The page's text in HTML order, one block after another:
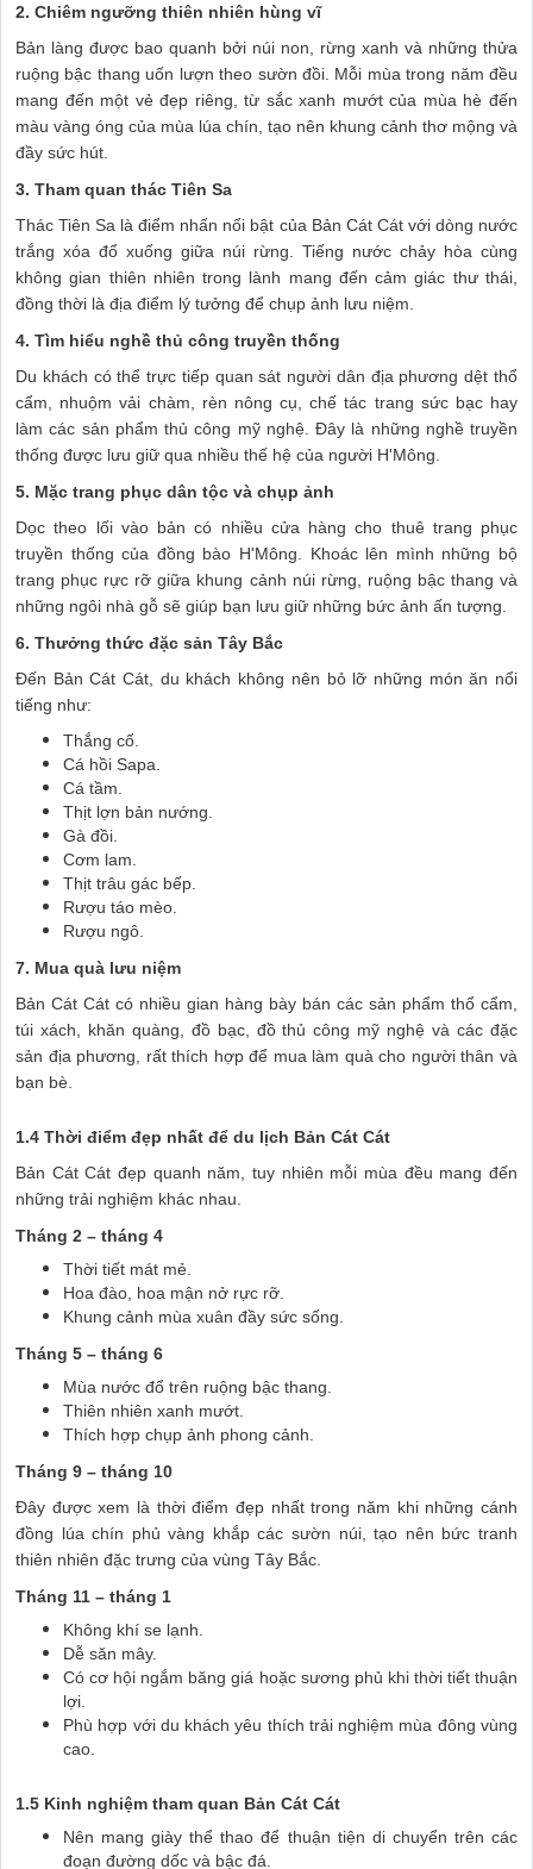
2. Chiêm ngưỡng thiên nhiên hùng vĩ
Bản làng được bao quanh bởi núi non, rừng xanh và những thửa
ruộng bậc thang uốn lượn theo sườn đồi. Mỗi mùa trong năm đều
mang đến một vẻ đẹp riêng, từ sắc xanh mướt của mùa hè đến
màu vàng óng của mùa lúa chín, tạo nên khung cảnh thơ mộng và
đầy sức hút.
3. Tham quan thác Tiên Sa
Thác Tiên Sa là điểm nhấn nổi bật của Bản Cát Cát với dòng nước
trắng xóa đổ xuống giữa núi rừng. Tiếng nước chảy hòa cùng
không gian thiên nhiên trong lành mang đến cảm giác thư thái,
đồng thời là địa điểm lý tưởng để chụp ảnh lưu niệm.
4. Tìm hiểu nghề thủ công truyền thống
Du khách có thể trực tiếp quan sát người dân địa phương dệt thổ
cẩm, nhuộm vải chàm, rèn nông cụ, chế tác trang sức bạc hay
làm các sản phẩm thủ công mỹ nghệ. Đây là những nghề truyền
thống được lưu giữ qua nhiều thế hệ của người H'Mông.
5. Mặc trang phục dân tộc và chụp ảnh
Dọc theo lối vào bản có nhiều cửa hàng cho thuê trang phục
truyền thống của đồng bào H'Mông. Khoác lên mình những bộ
trang phục rực rỡ giữa khung cảnh núi rừng, ruộng bậc thang và
những ngôi nhà gỗ sẽ giúp bạn lưu giữ những bức ảnh ấn tượng.
6. Thưởng thức đặc sản Tây Bắc
Đến Bản Cát Cát, du khách không nên bỏ lỡ những món ăn nổi
tiếng như:
Thắng cố.
Cá hồi Sapa.
Cá tầm.
Thịt lợn bản nướng.
Gà đồi.
Cơm lam.
Thịt trâu gác bếp.
Rượu táo mèo.
Rượu ngô.
7. Mua quà lưu niệm
Bản Cát Cát có nhiều gian hàng bày bán các sản phẩm thổ cẩm,
túi xách, khăn quàng, đồ bạc, đồ thủ công mỹ nghệ và các đặc
sản địa phương, rất thích hợp để mua làm quà cho người thân và
bạn bè.
1.4 Thời điểm đẹp nhất để du lịch Bản Cát Cát
Bản Cát Cát đẹp quanh năm, tuy nhiên mỗi mùa đều mang đến
những trải nghiệm khác nhau.
Tháng 2 – tháng 4
Thời tiết mát mẻ.
Hoa đào, hoa mận nở rực rỡ.
Khung cảnh mùa xuân đầy sức sống.
Tháng 5 – tháng 6
Mùa nước đổ trên ruộng bậc thang.
Thiên nhiên xanh mướt.
Thích hợp chụp ảnh phong cảnh.
Tháng 9 – tháng 10
Đây được xem là thời điểm đẹp nhất trong năm khi những cánh
đồng lúa chín phủ vàng khắp các sườn núi, tạo nên bức tranh
thiên nhiên đặc trưng của vùng Tây Bắc.
Tháng 11 – tháng 1
Không khí se lạnh.
Dễ săn mây.
Có cơ hội ngắm băng giá hoặc sương phủ khi thời tiết thuận
lợi.
Phù hợp với du khách yêu thích trải nghiệm mùa đông vùng
cao.
1.5 Kinh nghiệm tham quan Bản Cát Cát
Nên mang giày thể thao để thuận tiện di chuyển trên các
đoạn đường dốc và bậc đá.